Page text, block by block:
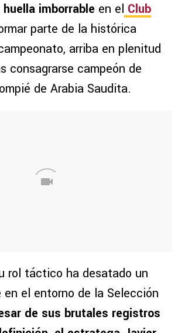
imborrable en el Club
parte de la histórica
arriba en plenitud
consagrarse campeón de
de Arabia Saudita.
rol táctico ha desatado un
el entorno de la Selección
de sus brutales registros